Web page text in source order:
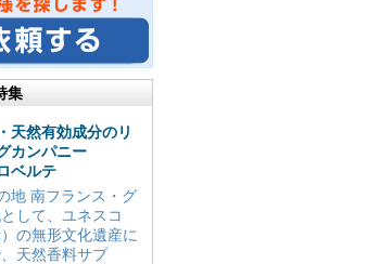
集
天然有効成分のリ
カンパニー
ベルテ
地 南フランス・グ
して、ユネスコ
の無形文化遺産に
天然香料サプ